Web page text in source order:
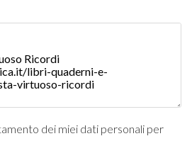
dei miei dati personali per